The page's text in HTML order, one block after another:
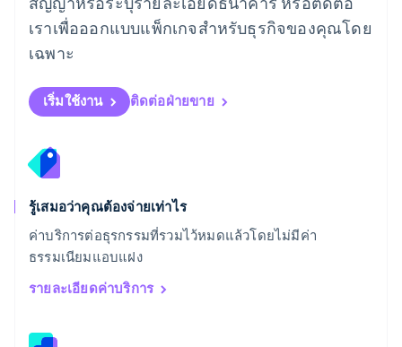
เราเพื่อออกแบบแพ็กเกจสำหรับธุรกิจของคุณโดย
เฉพาะ
เริ่มใช้งาน ติดต่อฝ่ายขาย
รู้เสมอว่าคุณต้องจ่ายเท่าไร
ค่าบริการต่อธุรกรรมที่รวมไว้หมดแล้วโดยไม่มีค่า
ธรรมเนียมแอบแฝง
รายละเอียดค่าบริการ
สเปน
EspañolEnglish
English
EnglishItaliano
สวิตเซอร์แลนด์
สวีเดน
Svenska
EnglishEspañol简体中文
สหรัฐอาหรับเอมิเรตส์
English
สหราชอาณาจักร
English
สิงคโปร์